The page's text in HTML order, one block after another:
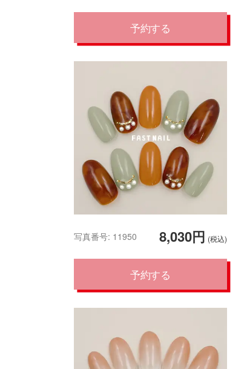
予約する
8,030円 (税込)
写真番号: 11950
予約する